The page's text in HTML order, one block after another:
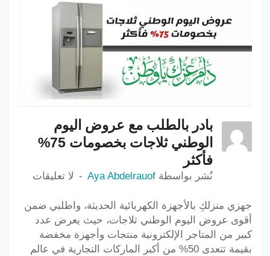
بادر بالطلب مع عروض اليوم
الوطني ثلاجات بخصومات 75%
فأكثر
نٌشر بواسطة Aya Abdelrauof لا تعليقات
جهزي منزلكِ بالأجهزة الكهربائية الحديثة، واطلبي ضمن
أقوى عروض اليوم الوطني ثلاجات، حيث يعرض عدد
كبير من المتاجر الإلكترونية منتجات وأجهزة مخفضة
بقيمة تتعدى 50% من أكبر الماركات التجارية في عالم